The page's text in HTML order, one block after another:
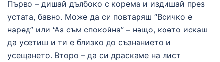
Първо – дишай дълбоко с корема и издишай през
устата, бавно. Може да си повтаряш “Всичко е
наред” или “Аз съм спокойна” – нещо, което искаш
да усетиш и ти е близко до съзнанието и
усещането. Второ – да си драскаме на лист